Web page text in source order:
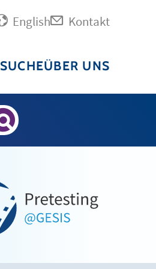
English Kontakt
SUCHEÜBER UNS